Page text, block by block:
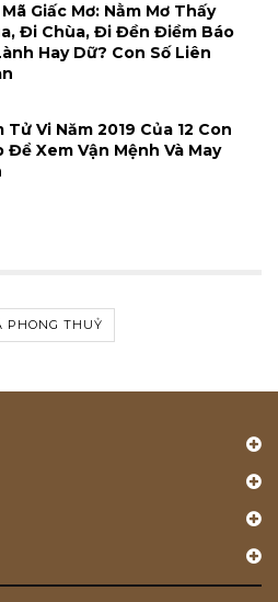
Mã Giấc Mơ: Nằm Mơ Thấy
Đi Chùa, Đi Đền Điềm Báo
Hay Dữ? Con Số Liên
Tử Vi Năm 2019 Của 12 Con
Để Xem Vận Mệnh Và May
PHONG THUỶ